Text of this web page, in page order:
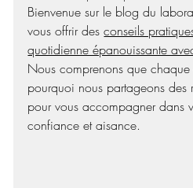
Bienvenue sur le blog du
vous offrir des conseils
quotidienne épanouissante
Nous comprenons que
pourquoi nous partageons des
pour vous accompagner dans
confiance et aisance.